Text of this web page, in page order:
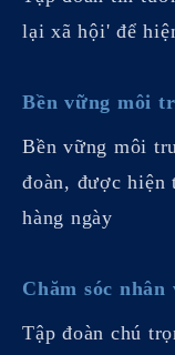
lại xã hội' để
Bền vững môi
Bền vững môi
đoàn, được hiện
hàng ngày
Chăm sóc nhân
Tập đoàn chú